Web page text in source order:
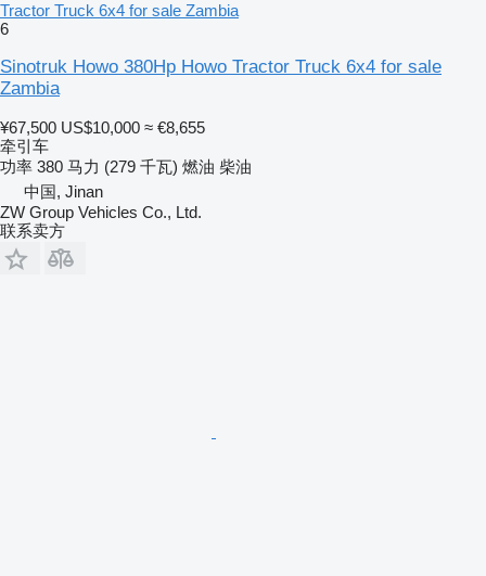
Tractor Truck 6x4 for sale Zambia
6
Sinotruk Howo 380Hp Howo Tractor Truck 6x4 for sale
Zambia
¥67,500 US$10,000 ≈ €8,655
牵引车
功率 380 马力 (279 千瓦) 燃油 柴油
中国, Jinan
ZW Group Vehicles Co., Ltd.
联系卖方